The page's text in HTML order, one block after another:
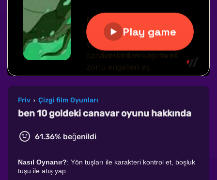
Friv › Çizgi film Oyunları
ben 10 goldeki canavar oyunu hakkında
61.36% beğenildi
Nasıl Oynanır?: Yön tuşları ile karakteri kontrol et, boşluk
tuşu ile atış yap.